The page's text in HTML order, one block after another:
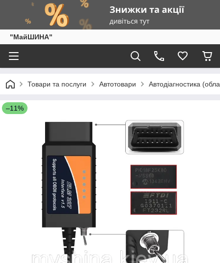
"МайШИНА"
Товари та послуги Автотовари Автодіагностика
–11%